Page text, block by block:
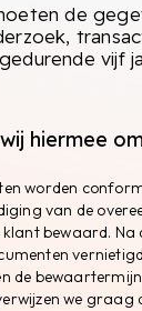
welke personen
De KYC-check. De
verschillen,
de volgende
de
vijf
hiermee
worden
van de
klant bewaard. Na
de
we graag